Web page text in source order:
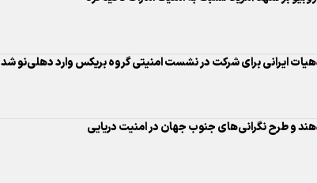
هیات ایرانی برای شرکت در نشست امنیتی گروه بریکس وارد دهلی‌نو شد
هند و طرح نگرانی‌های جنوب جهان در امنیت دریایی